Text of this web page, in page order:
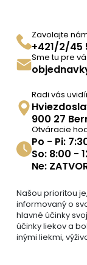
Zavolajte
+421/2/45
Sme tu pre
Radi vás
900 27
Otváracie
Po - Pi:
So: 8:00 -
Ne:
Našou prioritou
informovaný o
hlavné účinky
účinky liekov a
inými liekmi,